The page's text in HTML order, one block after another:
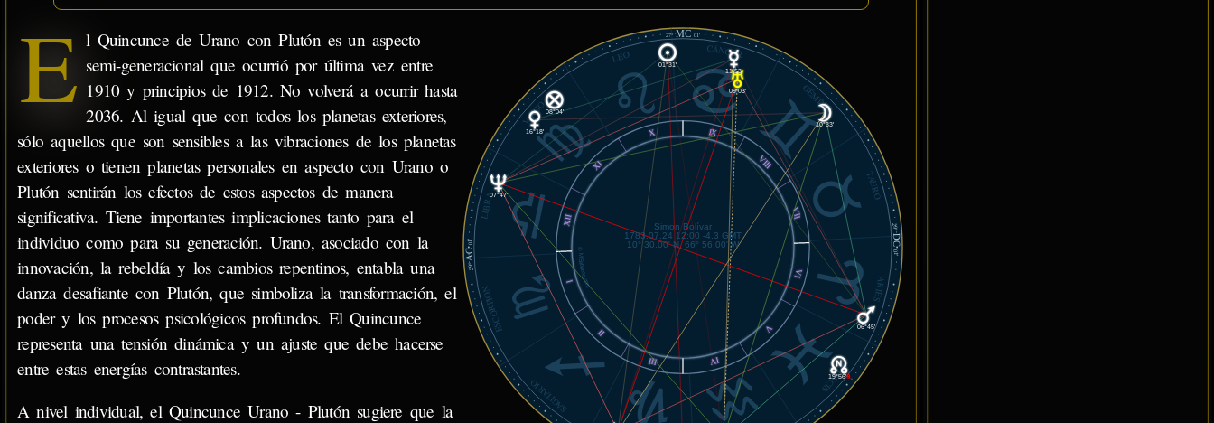
© MiSabueso.com
29°
AC
01'
29°
DC
01'
27°MC 01'
ARIES
TAURO
GÉMINIS
CÁNCER
LEO
VIRGO
LIBRA
ESCORPIÓN
SAGITARIO PISCIS
X
XI
XII
I
II
III IV
V
VI
VII
VIII
IX
01°31'
10°33'
11°53'
16°18'
06°45'
09°03'
07°47'
19°56'℞
08°04'
Simon Bolívar
1783.07.24 12:00 -4.3 GMT
10° 30.00' N, 66° 56.00' W
E l Quincunce de Urano con Plutón es un aspecto
semi-generacional que ocurrió por última vez entre
1910 y principios de 1912. No volverá a ocurrir hasta
2036. Al igual que con todos los planetas exteriores,
sólo aquellos que son sensibles a las vibraciones de los planetas
exteriores o tienen planetas personales en aspecto con Urano o
Plutón sentirán los efectos de estos aspectos de manera
significativa. Tiene importantes implicaciones tanto para el
individuo como para su generación. Urano, asociado con la
innovación, la rebeldía y los cambios repentinos, entabla una
danza desafiante con Plutón, que simboliza la transformación, el
poder y los procesos psicológicos profundos. El Quincunce
representa una tensión dinámica y un ajuste que debe hacerse
entre estas energías contrastantes.
A nivel individual, el Quincunce Urano - Plutón sugiere que la